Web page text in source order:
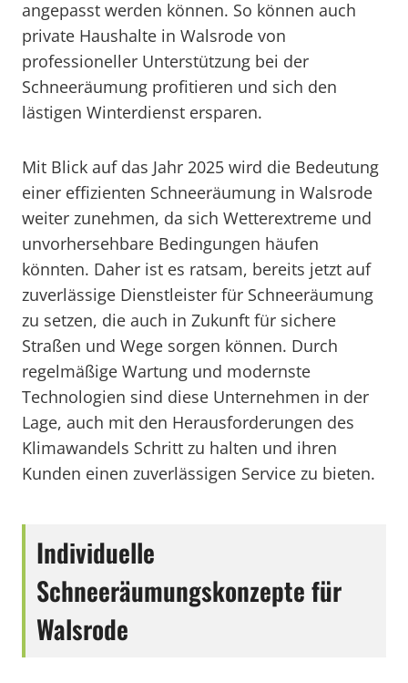
angepasst werden können. So können auch
private Haushalte in Walsrode von
professioneller Unterstützung bei der
Schneeräumung profitieren und sich den
lästigen Winterdienst ersparen.
Mit Blick auf das Jahr 2025 wird die Bedeutung
einer effizienten Schneeräumung in Walsrode
weiter zunehmen, da sich Wetterextreme und
unvorhersehbare Bedingungen häufen
könnten. Daher ist es ratsam, bereits jetzt auf
zuverlässige Dienstleister für Schneeräumung
zu setzen, die auch in Zukunft für sichere
Straßen und Wege sorgen können. Durch
regelmäßige Wartung und modernste
Technologien sind diese Unternehmen in der
Lage, auch mit den Herausforderungen des
Klimawandels Schritt zu halten und ihren
Kunden einen zuverlässigen Service zu bieten.
Individuelle
Schneeräumungskonzepte für
Walsrode